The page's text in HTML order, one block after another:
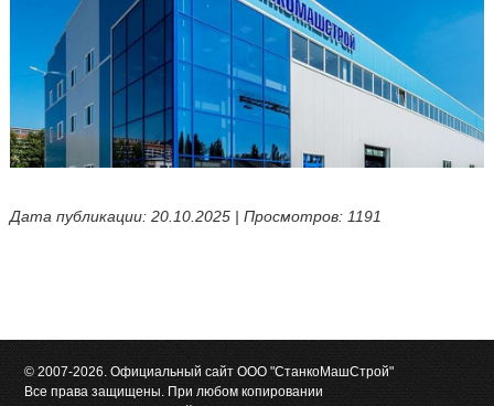
Дата публикации: 20.10.2025 | Просмотров: 1191
© 2007-2026. Официальный сайт ООО "СтанкоМашСтрой"
Все права защищены. При любом копировании